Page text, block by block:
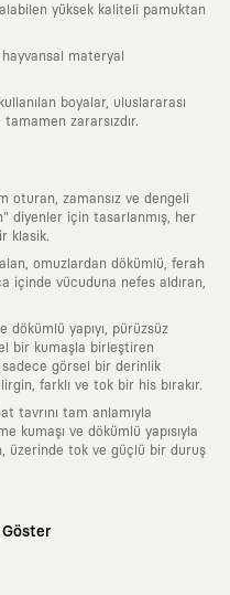
yüksek kaliteli pamuktan
hayvansal materyal
boyalar, uluslararası
zararsızdır.
oturan, zamansız ve dengeli
diyenler için tasarlanmış, her
klasik.
omuzlardan dökümlü, ferah
içinde vücuduna nefes aldıran,
dökümlü yapıyı, pürüzsüz
bir kumaşla birleştiren
görsel bir derinlik
farklı ve tok bir his bırakır.
tavrını tam anlamıyla
kumaşı ve dökümlü yapısıyla
üzerinde tok ve güçlü bir duruş
Göster